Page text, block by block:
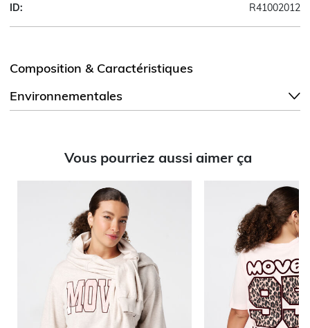
ID:
R41002012
Composition & Caractéristiques
Environnementales
Vous pourriez aussi aimer ça